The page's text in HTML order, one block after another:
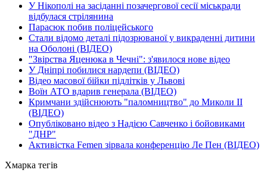
У Нікополі на засіданні позачергової сесії міськради
відбулася стрілянина
Парасюк побив поліцейського
Стали відомо деталі підозрюваної у викраденні дитини
на Оболоні (ВІДЕО)
"Звірства Яценюка в Чечні": з'явилося нове відео
У Дніпрі побилися нардепи (ВІДЕО)
Відео масової бійки підлітків у Львові
Воїн АТО вдарив генерала (ВІДЕО)
Кримчани здійснюють "паломництво" до Миколи ІІ
(ВІДЕО)
Опубліковано відео з Надією Савченко і бойовиками
"ДНР"
Активістка Femen зірвала конференцію Ле Пен (ВІДЕО)
Хмарка тегів